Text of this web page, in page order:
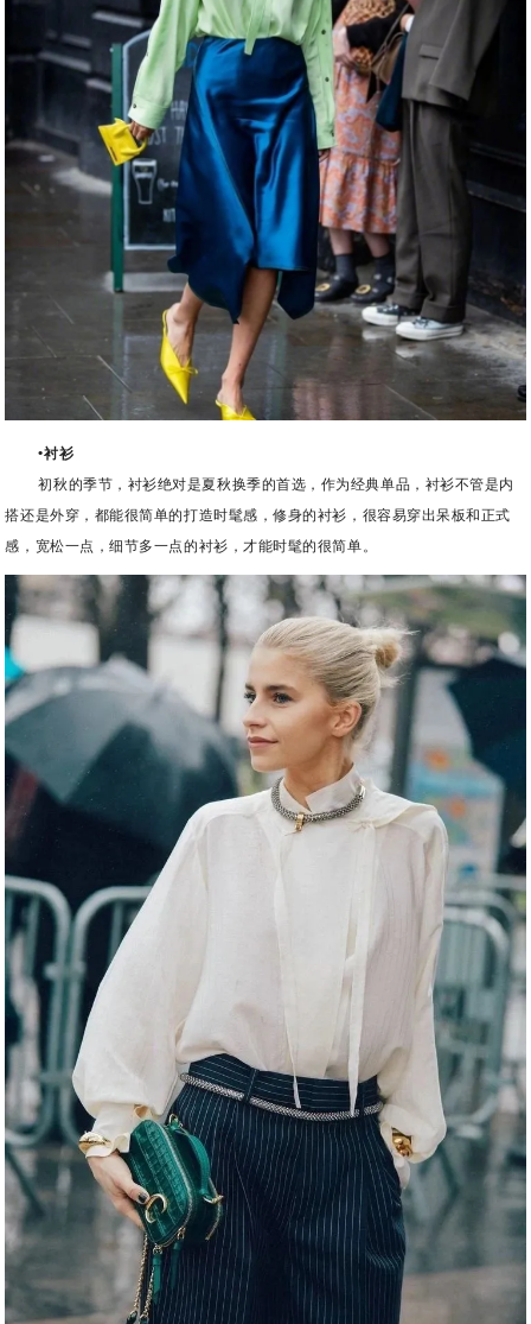
•衬衫
初秋的季节，衬衫绝对是夏秋换季的首选，作为经典单品，衬衫不管是内
搭还是外穿，都能很简单的打造时髦感，修身的衬衫，很容易穿出呆板和正式
感，宽松一点，细节多一点的衬衫，才能时髦的很简单。